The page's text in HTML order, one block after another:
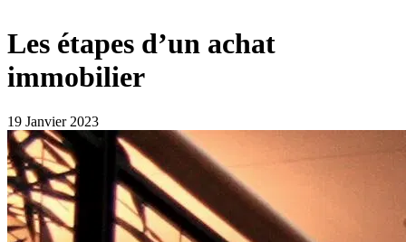
Les étapes d’un achat
immobilier
19 Janvier 2023